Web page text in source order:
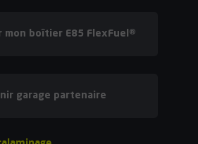
mon boîtier E85 FlexFuel®
garage partenaire